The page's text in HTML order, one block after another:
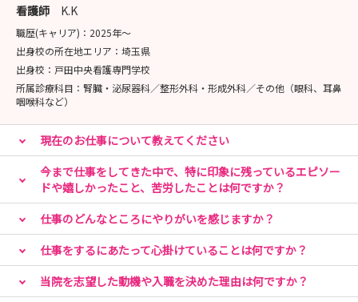
■---- MESSAGE ----■
皆さんの疑問 ”気になる” を看護師採用担当が解決しま
す！
ご興味お持ちの方は、まず説明会画面よりご予約くださ
い！
TMGあさか医療センターは、2018年に移転し、駅からも
近く利便性が良い病院です。魅力ある職場環境づくりに努
め、知識や技術だけでなく豊かな人間性で患者さまから信
頼される人材育成を目指しています！
まずはお気軽に病院見学会からご参加くださいませ！
＼みなさんのご参加★お待ちしています！／
看護師 K.K
職歴(キャリア)： 2025年〜
出身校の所在地エリア： 埼玉県
出身校： 戸田中央看護専門学校
所属診療科目： 腎臓・泌尿器科／整形外科・形成外科／その他（眼科、耳鼻
咽喉科など）
現在のお仕事について教えてください
今まで仕事をしてきた中で、特に印象に残っているエピソー
ドや嬉しかったこと、苦労したことは何ですか？
仕事のどんなところにやりがいを感じますか？
仕事をするにあたって心掛けていることは何ですか？
当院を志望した動機や入職を決めた理由は何ですか？